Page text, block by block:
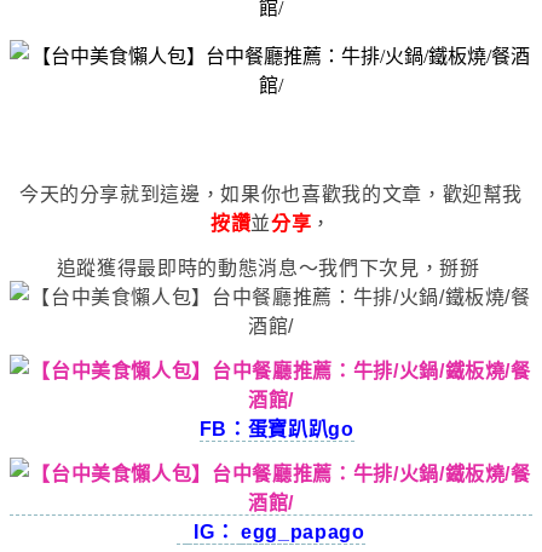
今天的分享就到這邊，如果你也喜歡我的文章，歡迎幫我
按讚並分享 ，
追蹤獲得最即時的動態消息～我們下次見，掰掰
FB：蛋寶趴趴go
IG： egg_papago